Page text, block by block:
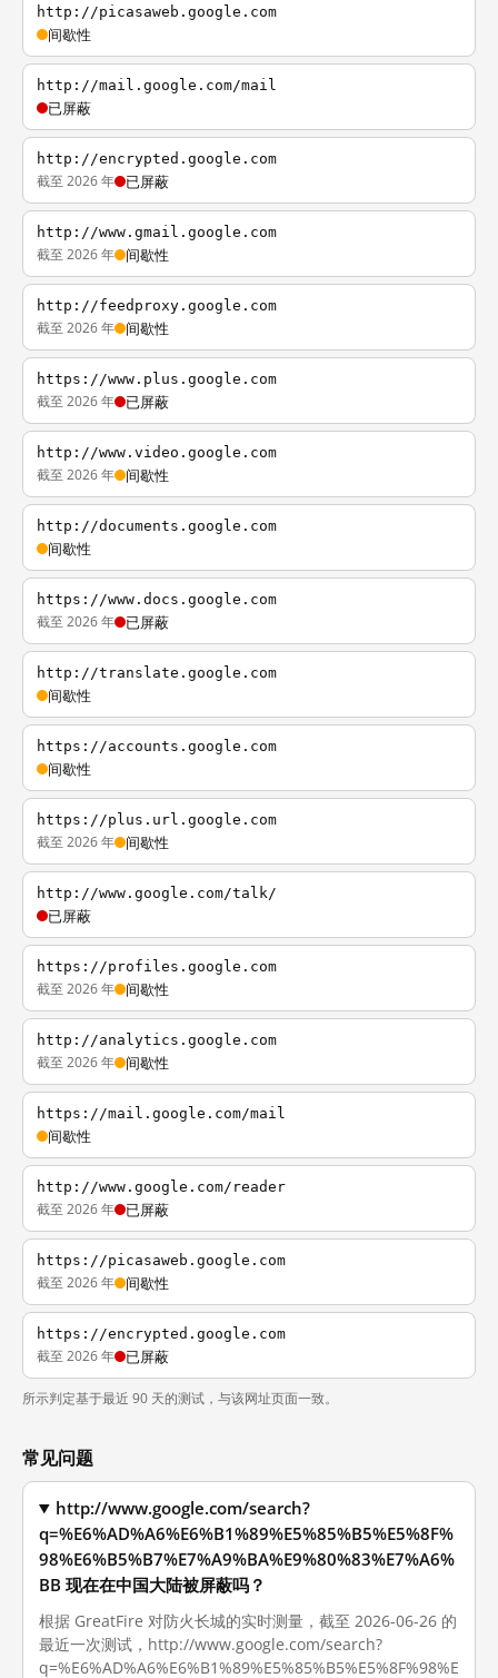
http://picasaweb.google.com
间歇性
http://mail.google.com/mail
已屏蔽
http://encrypted.google.com
截至 2026 年 已屏蔽
http://www.gmail.google.com
截至 2026 年 间歇性
http://feedproxy.google.com
截至 2026 年 间歇性
https://www.plus.google.com
截至 2026 年 已屏蔽
http://www.video.google.com
截至 2026 年 间歇性
http://documents.google.com
间歇性
https://www.docs.google.com
截至 2026 年 已屏蔽
http://translate.google.com
间歇性
https://accounts.google.com
间歇性
https://plus.url.google.com
截至 2026 年 间歇性
http://www.google.com/talk/
已屏蔽
https://profiles.google.com
截至 2026 年 间歇性
http://analytics.google.com
截至 2026 年 间歇性
https://mail.google.com/mail
间歇性
http://www.google.com/reader
截至 2026 年 已屏蔽
https://picasaweb.google.com
截至 2026 年 间歇性
https://encrypted.google.com
截至 2026 年 已屏蔽
所示判定基于最近 90 天的测试，与该网址页面一致。
常见问题
http://www.google.com/search?
q=%E6%AD%A6%E6%B1%89%E5%85%B5%E5%8F%
98%E6%B5%B7%E7%A9%BA%E9%80%83%E7%A6%
BB 现在在中国大陆被屏蔽吗？
根据 GreatFire 对防火长城的实时测量，截至 2026-06-26 的
最近一次测试，http://www.google.com/search?
q=%E6%AD%A6%E6%B1%89%E5%85%B5%E5%8F%98%E